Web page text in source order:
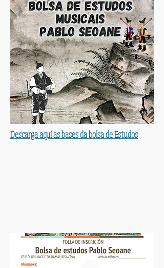
Descarga aquí as bases da bolsa de Estudos